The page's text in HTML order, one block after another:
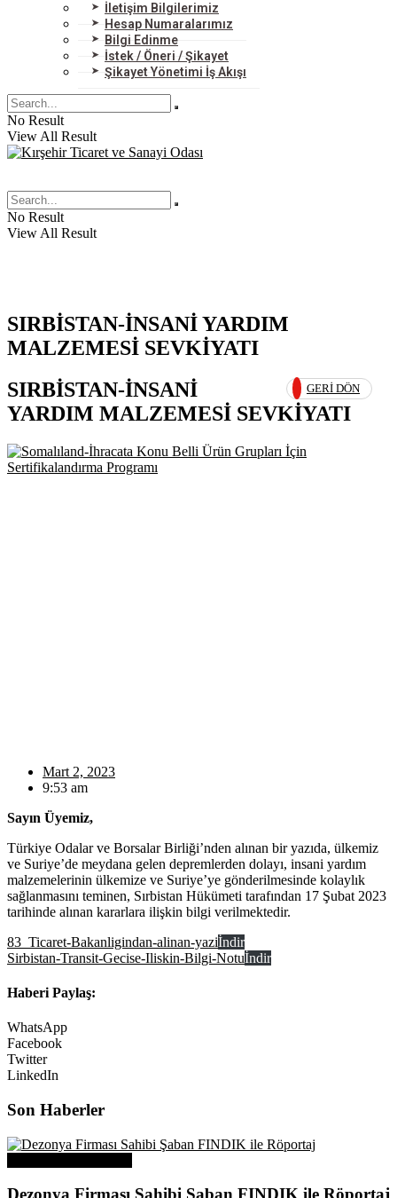
İletişim Bilgilerimiz
Hesap Numaralarımız
Bilgi Edinme
İstek / Öneri / Şikayet
Şikayet Yönetimi İş Akışı
No Result
View All Result
No Result
View All Result
SIRBİSTAN-İNSANİ YARDIM
MALZEMESİ SEVKİYATI
GERI DÖN
SIRBİSTAN-İNSANİ
YARDIM MALZEMESİ SEVKİYATI
Mart 2, 2023
9:53 am
Sayın Üyemiz,
Türkiye Odalar ve Borsalar Birliği’nden alınan bir yazıda, ülkemiz
ve Suriye’de meydana gelen depremlerden dolayı, insani yardım
malzemelerinin ülkemize ve Suriye’ye gönderilmesinde kolaylık
sağlanmasını teminen, Sırbistan Hükümeti tarafından 17 Şubat 2023
tarihinde alınan kararlara ilişkin bilgi verilmektedir.
83_Ticaret-Bakanligindan-alinan-yaziİndir
Sirbistan-Transit-Gecise-Iliskin-Bilgi-Notuİndir
Haberi Paylaş:
WhatsApp
Facebook
Twitter
LinkedIn
Son Haberler
Dezonya Firması Sahibi Şaban FINDIK ile Röportaj